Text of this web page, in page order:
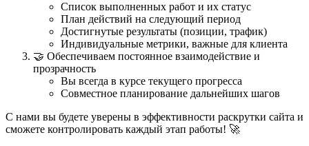
Список выполненных работ и их статус
План действий на следующий период
Достигнутые результаты (позиции, трафик)
Индивидуальные метрики, важные для клиента
🤝 Обеспечиваем постоянное взаимодействие и
прозрачность
Вы всегда в курсе текущего прогресса
Совместное планирование дальнейших шагов
С нами вы будете уверены в эффективности раскрутки сайта и
сможете контролировать каждый этап работы! 🚀